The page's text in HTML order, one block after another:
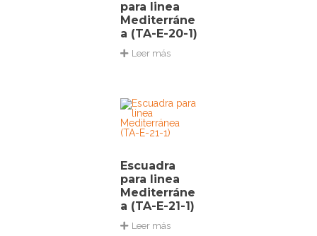
para linea
Mediterráne
a (TA-E-20-1)
Leer más
Escuadra
para linea
Mediterráne
a (TA-E-21-1)
Leer más